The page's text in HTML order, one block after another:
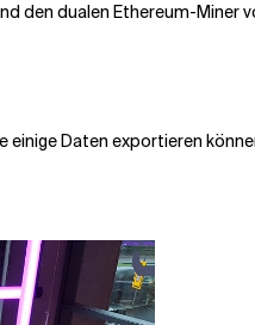
den dualen Ethereum-Miner
einige Daten exportieren